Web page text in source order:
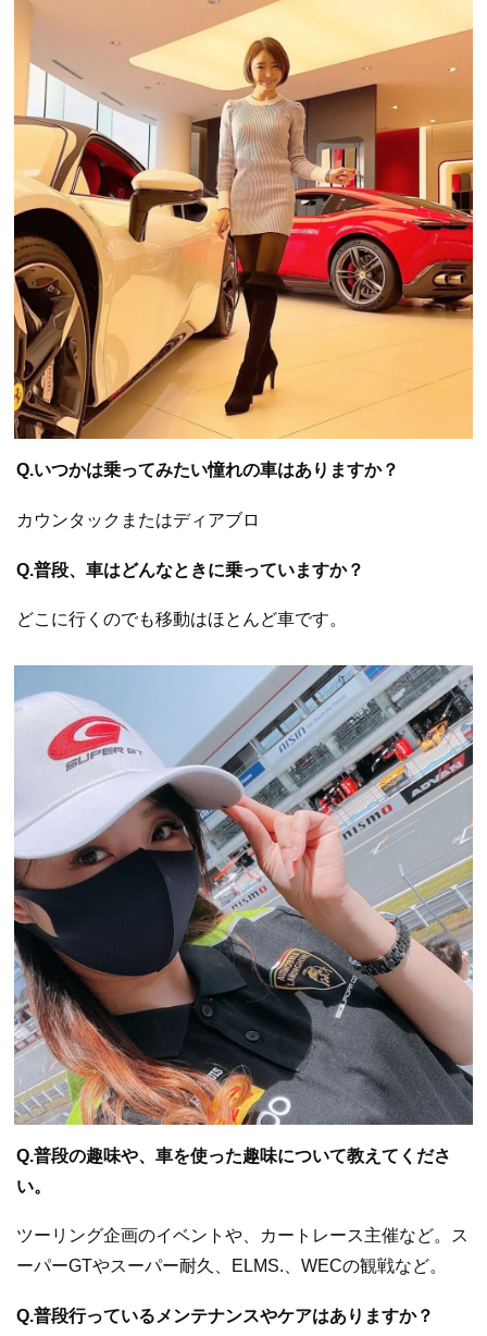
Q.いつかは乗ってみたい憧れの車はありますか？
カウンタックまたはディアブロ
Q.普段、車はどんなときに乗っていますか？
どこに行くのでも移動はほとんど車です。
Q.普段の趣味や、車を使った趣味について教えてくださ
い。
ツーリング企画のイベントや、カートレース主催など。ス
ーパーGTやスーパー耐久、ELMS.、WECの観戦など。
Q.普段行っているメンテナンスやケアはありますか？